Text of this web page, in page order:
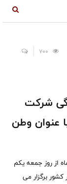
شرکت
عنوان وطن
از روز جمعه یکم
برگزار می